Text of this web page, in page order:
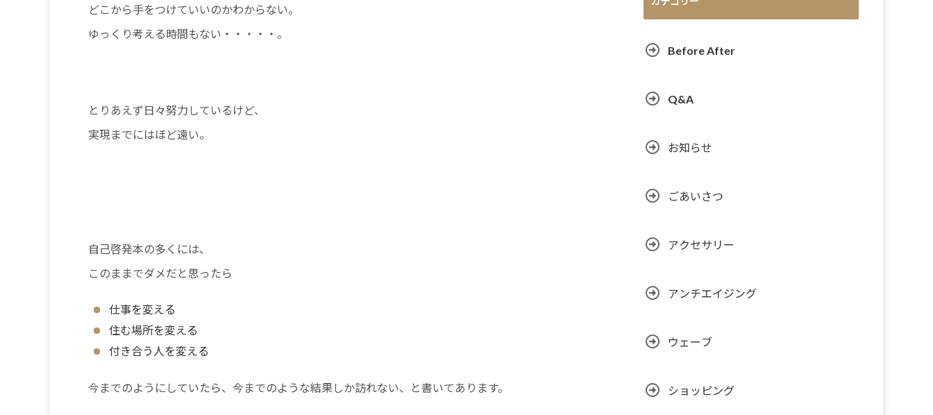
どこから手をつけていいのかわからない。
ゆっくり考える時間もない・・・・・。
とりあえず日々努力しているけど、
実現までにはほど遠い。
自己啓発本の多くには、
このままでダメだと思ったら
仕事を変える
住む場所を変える
付き合う人を変える
今までのようにしていたら、今までのような結果しか訪れない、と書いてあります。
Before After
Q&A
お知らせ
ごあいさつ
アクセサリー
アンチエイジング
ウェーブ
ショッピング